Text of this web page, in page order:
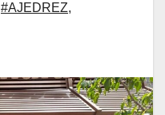
#AJEDREZ,